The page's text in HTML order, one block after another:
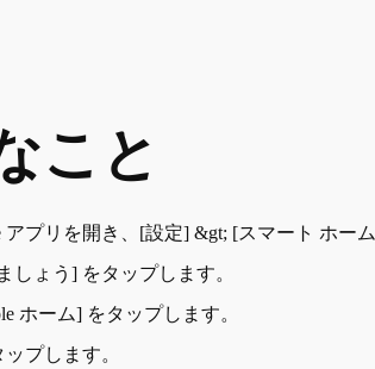
こと
アプリを開き、[設定] &gt; [スマート ホー
しょう] をタップします。
ホーム] をタップします。
プします。